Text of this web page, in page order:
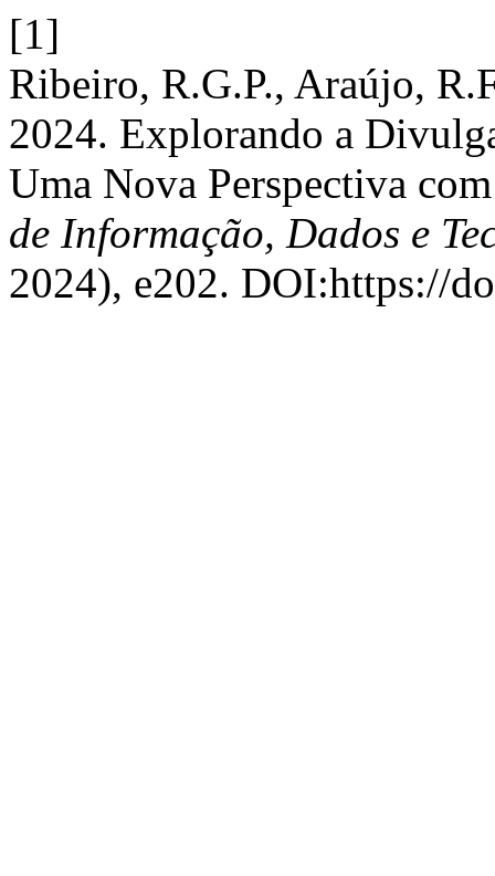
[1]
Ribeiro, R.G.P., Araújo,
2024. Explorando a
Uma Nova Perspectiva
de Informação, Dados e
2024), e202. DOI:https://